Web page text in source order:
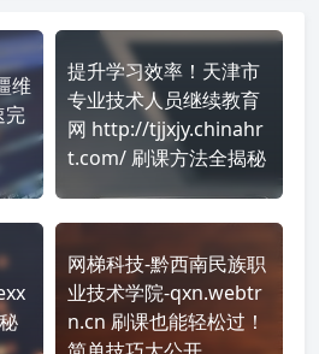
维
完
提升学习效率！天津市
专业技术人员继续教育
网 http://tjjxjy.chinahr
t.com/ 刷课方法全揭秘
网梯科技-黔西南民族职
业技术学院-qxn.webtr
n.cn 刷课也能轻松过！